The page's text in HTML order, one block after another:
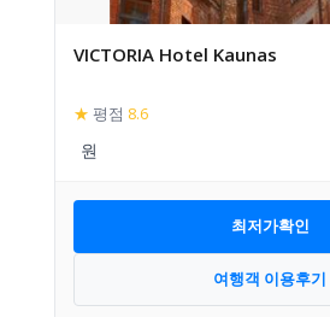
VICTORIA Hotel Kaunas
★ 평점 8.6
최저가확인
여행객 이용후기